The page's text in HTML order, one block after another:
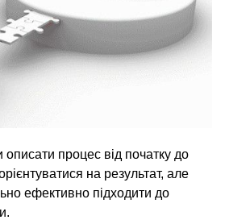
процес від початку до
на результат, але
ефективно підходити до